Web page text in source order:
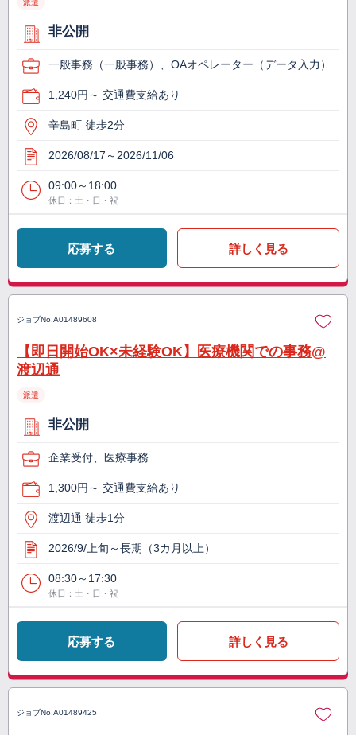
派遣
非公開
一般事務（一般事務）、OAオペレーター（データ入力）
1,240円～ 交通費支給あり
辛島町 徒歩2分
2026/08/17～2026/11/06
09:00～18:00
休日：土・日・祝
応募する 詳しく見る
ジョブNo. A01489608
【即日開始OK×未経験OK】医療機関での事務@
渡辺通
派遣
非公開
企業受付、医療事務
1,300円～ 交通費支給あり
渡辺通 徒歩1分
2026/9/上旬～長期（3カ月以上）
08:30～17:30
休日：土・日・祝
応募する 詳しく見る
ジョブNo. A01489425